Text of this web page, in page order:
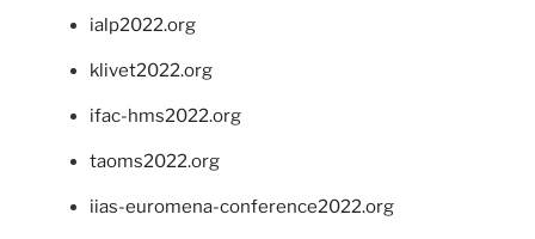
ialp2022.org
klivet2022.org
ifac-hms2022.org
taoms2022.org
iias-euromena-conference2022.org